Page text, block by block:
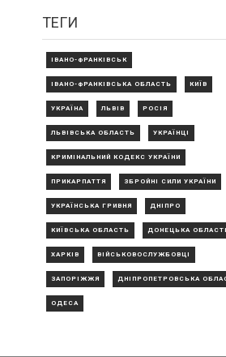
ТЕГИ
ІВАНО-ФРАНКІВСЬК
ІВАНО-ФРАНКІВСЬКА ОБЛАСТЬ КИЇВ
УКРАЇНА ЛЬВІВ РОСІЯ
ЛЬВІВСЬКА ОБЛАСТЬ УКРАЇНЦІ
КРИМІНАЛЬНИЙ КОДЕКС УКРАЇНИ
ПРИКАРПАТТЯ ЗБРОЙНІ СИЛИ УКРАЇНИ
УКРАЇНСЬКА ГРИВНЯ ДНІПРО
КИЇВСЬКА ОБЛАСТЬ ДОНЕЦЬКА
ХАРКІВ ВІЙСЬКОВОСЛУЖБОВЦІ
ЗАПОРІЖЖЯ ДНІПРОПЕТРОВСЬКА
ОДЕСА